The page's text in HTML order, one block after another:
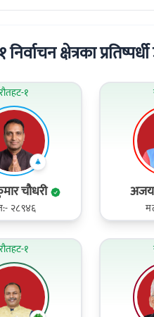
क्षेत्रका
रौतहट-१
चौधरी
२८९४६
अजय
रौतहट-१